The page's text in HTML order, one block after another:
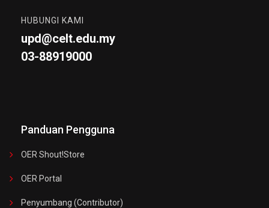
HUBUNGI KAMI
upd@celt.edu.my
03-88919000
Panduan Pengguna
OER Shout!store
OER Portal
Penyumbang (Contributor)